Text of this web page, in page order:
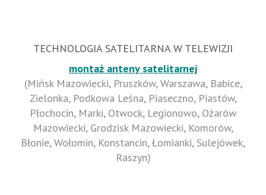
TECHNOLOGIA SATELITARNA W TELEWIZJI
montaż anteny satelitarnej
(Mińsk Mazowiecki, Pruszków, Warszawa, Babice,
Zielonka, Podkowa Leśna, Piaseczno, Piastów,
Płochocin, Marki, Otwock, Legionowo, Ożarów
Mazowiecki, Grodzisk Mazowiecki, Komorów,
Błonie, Wołomin, Konstancin, Łomianki, Sulejówek,
Raszyn)